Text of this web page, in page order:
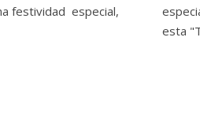
festividad especial,
esta